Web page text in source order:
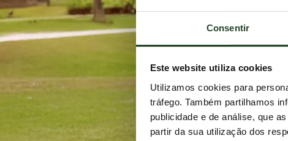
Consentir
Este website utiliza cookies
Utilizamos cookies para
tráfego. Também partilhamos
publicidade e de análise, que
partir da sua utilização dos